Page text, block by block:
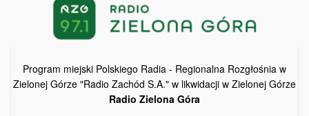
Program miejski Polskiego Radia - Regionalna Rozgłośnia w
Zielonej Górze "Radio Zachód S.A." w likwidacji w Zielonej Górze
Radio Zielona Góra